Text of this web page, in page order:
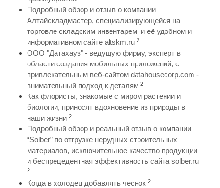
Подробный обзор и отзыв о компании
Алтайскладмастер, специализирующейся на
торговле складским инвентарем, и её удобном и
информативном сайте altskm.ru 2
ООО "Датахауз" - ведущую фирму, эксперт в
области создания мобильных приложений, с
привлекательным веб-сайтом datahousecorp.com -
внимательный подход к деталям 2
Как флористы, знакомые с миром растений и
биологии, приносят вдохновение из природы в
наши жизни 2
Подробный обзор и реальный отзыв о компании
“Solber” по отгрузке нерудных строительных
материалов, исключительное качество продукции
и беспрецедентная эффективность сайта solber.ru
2
Когда в холодец добавлять чеснок 2